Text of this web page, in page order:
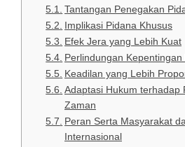
Tantangan Penegakan
Implikasi Pidana Khusus
Efek Jera yang Lebih Kuat
Perlindungan
Keadilan yang Lebih
Adaptasi Hukum terhadap
Zaman
Peran Serta Masyarakat
Internasional